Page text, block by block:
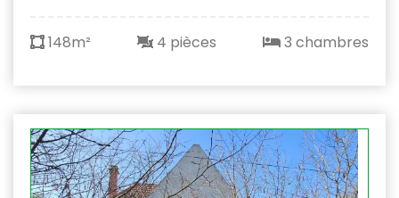
148m² 4 pièces 3 chambres